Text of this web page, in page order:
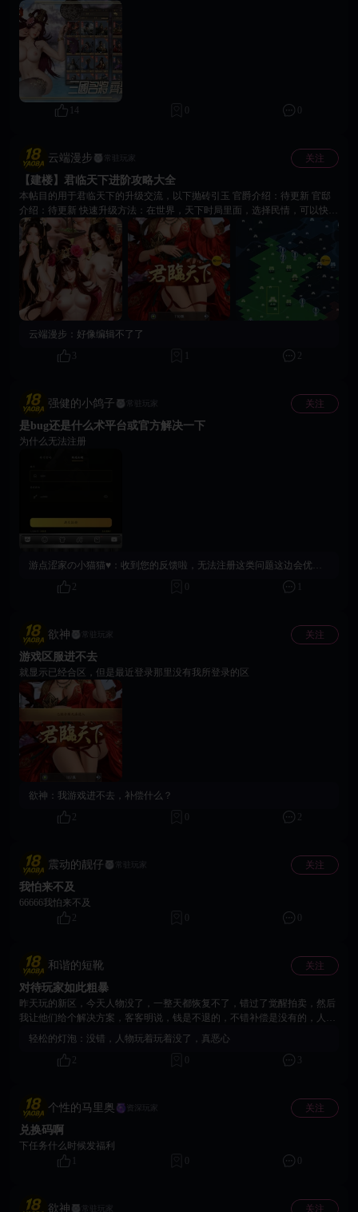
如下： 【合服时间安排】 4月14日 14:30-16:30期间将暂停登录，预计耗时2
小时。 【合并服务器】 14:30-15:30：【1次合服】69服、70服 15:30-16:30：
【2次合服】1合12区、1合13区 【合并细则】 1. 合服后各国所在的归属国将
会重新分配 2. 各位主公角色均将完整保留，所有资源、武将、进度均会合并
至新服 3. 各国的版图将会重置为初始状态 4. 充值=0且等级小于12级且7天未
登录的账号将会被清理 【合服福利】 为酬谢各位主公，合服完成后登录游
戏可在邮件中即可领取份合服福利。 【重要提醒】 合服后如有问题请联系
客服进行反馈，愿诸位主公在新服之中，再遇良将，重结盟友，共图万里江
14
云端漫步 常驻玩家 关注
【建楼】君临天下进阶攻略大全
本帖目的用于君临天下的升级交流，以下抛砖引玉 官爵介绍：待更新 官邸
介绍：待更新 快速升级方法：在世界，天下时局里面，选择民情，可以快速
获得大量人物升级经验，和人物招聘用的酒饮用
云端漫步： 好像编辑不了了
2
强健的小鸽子 常驻玩家 关注
是bug还是什么术平台或官方解决一下
为什么无法注册
游点涩家の小猫猫♥： 收到您的反馈啦，无法注册这类问题这边会优先按异常情况记录处理。请问您现在是否已经联系过客服支持呢？如果后续需要补充注册报错截图、页面提示或相关信息，也可以前往社区小女仆bug收集贴留言，客服同学会尽快帮您排查。
2
0
欲神 常驻玩家 关注
游戏区服进不去
就显示已经合区，但是最近登录那里没有我所登录的区
欲神： 我游戏进不去，补偿什么？
2
2
震动的靓仔 常驻玩家 关注
我怕来不及
66666我怕来不及
2
和谐的短靴 关注
对待玩家如此粗暴
昨天玩的新区，今天人物没了，一整天都恢复不了，错过了觉醒拍卖，然后
我让他们给个解决方案，客客明说，钱是不退的，不错补偿是没有的，人物
看心情的，用户说要禁言的。到现在还是没有恢复人物，而且客客直接把我
账号禁言了，充值几百块玩了一天就这个下场
轻松的灯泡： 没错，人物玩着玩着没了，真恶心
2
个性的马里奥 资深玩家 关注
兑换码啊
下任务什么时候发福利
欲神 常驻玩家 关注